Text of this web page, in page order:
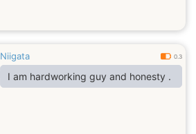
Niigata 0.3
I am hardworking guy and honesty .